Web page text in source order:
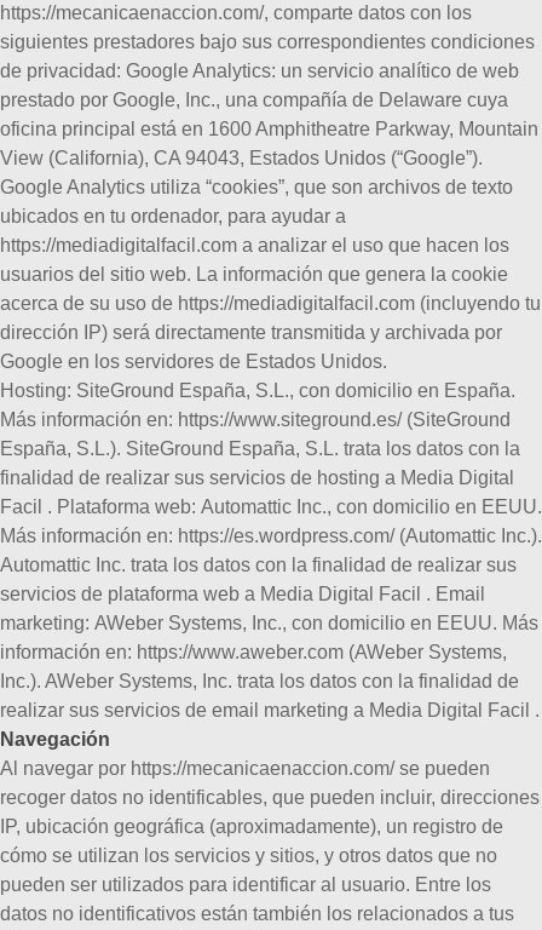
https://mecanicaenaccion.com/, comparte datos con los
siguientes prestadores bajo sus correspondientes condiciones
de privacidad: Google Analytics: un servicio analítico de web
prestado por Google, Inc., una compañía de Delaware cuya
oficina principal está en 1600 Amphitheatre Parkway, Mountain
View (California), CA 94043, Estados Unidos (“Google”).
Google Analytics utiliza “cookies”, que son archivos de texto
ubicados en tu ordenador, para ayudar a
https://mediadigitalfacil.com a analizar el uso que hacen los
usuarios del sitio web. La información que genera la cookie
acerca de su uso de https://mediadigitalfacil.com (incluyendo tu
dirección IP) será directamente transmitida y archivada por
Google en los servidores de Estados Unidos.
Hosting: SiteGround España, S.L., con domicilio en España.
Más información en: https://www.siteground.es/ (SiteGround
España, S.L.). SiteGround España, S.L. trata los datos con la
finalidad de realizar sus servicios de hosting a Media Digital
Facil . Plataforma web: Automattic Inc., con domicilio en EEUU.
Más información en: https://es.wordpress.com/ (Automattic Inc.).
Automattic Inc. trata los datos con la finalidad de realizar sus
servicios de plataforma web a Media Digital Facil . Email
marketing: AWeber Systems, Inc., con domicilio en EEUU. Más
información en: https://www.aweber.com (AWeber Systems,
Inc.). AWeber Systems, Inc. trata los datos con la finalidad de
realizar sus servicios de email marketing a Media Digital Facil .
Navegación
Al navegar por https://mecanicaenaccion.com/ se pueden
recoger datos no identificables, que pueden incluir, direcciones
IP, ubicación geográfica (aproximadamente), un registro de
cómo se utilizan los servicios y sitios, y otros datos que no
pueden ser utilizados para identificar al usuario. Entre los
datos no identificativos están también los relacionados a tus